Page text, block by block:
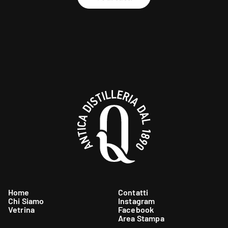
Home
Chi Siamo
Vetrina
Contatti
Instagram
Facebook
Area Stampa